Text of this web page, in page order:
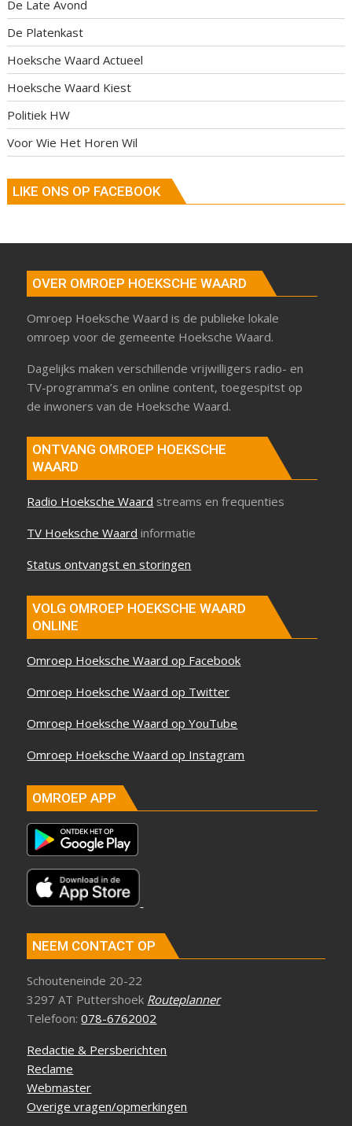
De Late Avond
De Platenkast
Hoeksche Waard Actueel
Hoeksche Waard Kiest
Politiek HW
Voor Wie Het Horen Wil
LIKE ONS OP FACEBOOK
OVER OMROEP HOEKSCHE WAARD
Omroep Hoeksche Waard is de publieke lokale
omroep voor de gemeente Hoeksche Waard.
Dagelijks maken verschillende vrijwilligers radio- en
TV-programma’s en online content, toegespitst op
de inwoners van de Hoeksche Waard.
ONTVANG OMROEP HOEKSCHE
WAARD
Radio Hoeksche Waard streams en frequenties
TV Hoeksche Waard informatie
Status ontvangst en storingen
VOLG OMROEP HOEKSCHE WAARD
ONLINE
Omroep Hoeksche Waard op Facebook
Omroep Hoeksche Waard op Twitter
Omroep Hoeksche Waard op YouTube
Omroep Hoeksche Waard op Instagram
OMROEP APP
NEEM CONTACT OP
Schouteneinde 20-22
3297 AT Puttershoek Routeplanner
Telefoon:078-6762002
Redactie & Persberichten
Reclame
Webmaster
Overige vragen/opmerkingen